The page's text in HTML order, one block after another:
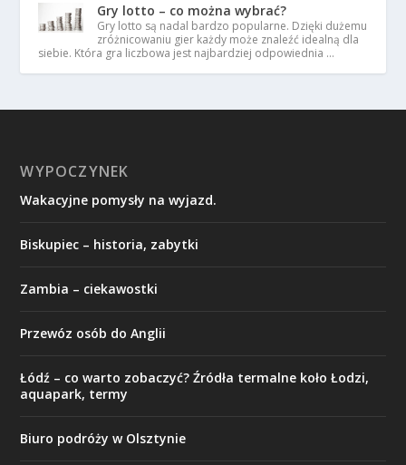
Gry lotto – co można wybrać?
Gry lotto są nadal bardzo popularne. Dzięki dużemu
zróżnicowaniu gier każdy może znaleźć idealną dla
siebie. Która gra liczbowa jest najbardziej odpowiednia …
WYPOCZYNEK
Wakacyjne pomysły na wyjazd.
Biskupiec – historia, zabytki
Zambia – ciekawostki
Przewóz osób do Anglii
Łódź – co warto zobaczyć? Źródła termalne koło Łodzi,
aquapark, termy
Biuro podróży w Olsztynie